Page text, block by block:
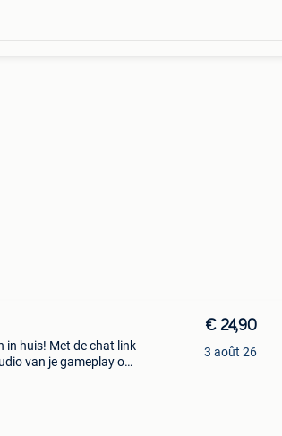
in huis! Met de chat link
van je gameplay op
€ 24,90
3 août 26